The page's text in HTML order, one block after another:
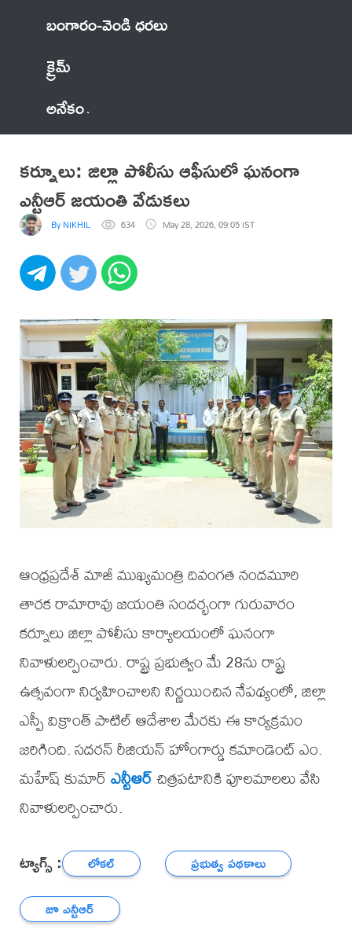
బంగారం-వెండి ధరలు
క్రైమ్
అనేకం
కర్నూలు: జిల్లా పోలీసు ఆఫీసులో ఘనంగా
ఎన్టీఆర్ జయంతి వేడుకలు
By NIKHIL 634 May 28, 2026, 09:05 IST
ఆంధ్రప్రదేశ్ మాజీ ముఖ్యమంత్రి దివంగత నందమూరి
తారక రామారావు జయంతి సందర్భంగా గురువారం
కర్నూలు జిల్లా పోలీసు కార్యాలయంలో ఘనంగా
నివాళులర్పించారు. రాష్ట్ర ప్రభుత్వం మే 28ను రాష్ట్ర
ఉత్సవంగా నిర్వహించాలని నిర్ణయించిన నేపథ్యంలో, జిల్లా
ఎస్పీ విక్రాంత్ పాటిల్ ఆదేశాల మేరకు ఈ కార్యక్రమం
జరిగింది. సదరన్ రీజియన్ హోంగార్డు కమాండెంట్ ఎం.
మహేష్ కుమార్ఎన్టీఆర్చిత్రపటానికి పూలమాలలు వేసి
నివాళులర్పించారు.
ట్యాగ్స్ : లోకల్
ప్రభుత్వ పథకాలు
జూ ఎన్టీఆర్